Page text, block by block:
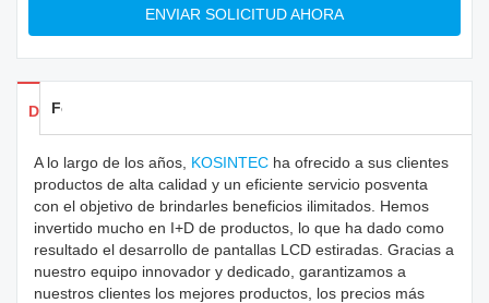
ENVIAR SOLICITUD AHORA
Detalles de los productos
Feedback
A lo largo de los años, KOSINTEC ha ofrecido a sus clientes
productos de alta calidad y un eficiente servicio posventa
con el objetivo de brindarles beneficios ilimitados. Hemos
invertido mucho en I+D de productos, lo que ha dado como
resultado el desarrollo de pantallas LCD estiradas. Gracias a
nuestro equipo innovador y dedicado, garantizamos a
nuestros clientes los mejores productos, los precios más